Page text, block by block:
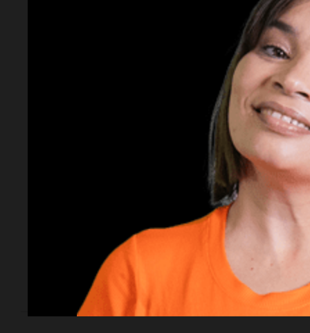
convirtió ante Monterrey y celebró
mostrando una camiseta de Lionel
Messi que llevaba debajo de la
suya, en homenaje a su amigo
tras la muerte de su padre, Jorge.
Fútbol
sus
un
y
triunfo
Deportes
Lionel
llegó a
para